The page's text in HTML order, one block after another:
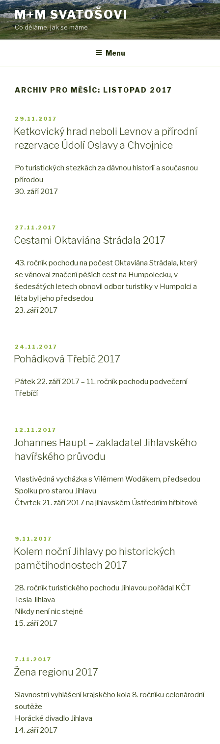
Přejít
k
obsahu
webu
M+M SVATOŠOVI
Co děláme, jak se máme
Menu
ARCHIV PRO MĚSÍC: LISTOPAD 2017
PUBLIKOVÁNO
29.11.2017
Ketkovický hrad neboli Levnov a přírodní
rezervace Údolí Oslavy a Chvojnice
Po turistických stezkách za dávnou historií a současnou
přírodou
30. září 2017
PUBLIKOVÁNO
27.11.2017
Cestami Oktaviána Strádala 2017
43. ročník pochodu na počest Oktaviána Strádala, který
se věnoval značení pěších cest na Humpolecku, v
šedesátých letech obnovil odbor turistiky v Humpolci a
léta byl jeho předsedou
23. září 2017
PUBLIKOVÁNO
24.11.2017
Pohádková Třebíč 2017
Pátek 22. září 2017 – 11. ročník pochodu podvečerní
Třebíčí
PUBLIKOVÁNO
12.11.2017
Johannes Haupt – zakladatel Jihlavského
havířského průvodu
Vlastivědná vycházka s Vilémem Wodákem, předsedou
Spolku pro starou Jihlavu
Čtvrtek 21. září 2017 na jihlavském Ústředním hřbitově
PUBLIKOVÁNO
9.11.2017
Kolem noční Jihlavy po historických
pamětihodnostech 2017
28. ročník turistického pochodu Jihlavou pořádal KČT
Tesla Jihlava
Nikdy není nic stejné
15. září 2017
PUBLIKOVÁNO
7.11.2017
Žena regionu 2017
Slavnostní vyhlášení krajského kola 8. ročníku celonárodní
soutěže
Horácké divadlo Jihlava
14. září 2017